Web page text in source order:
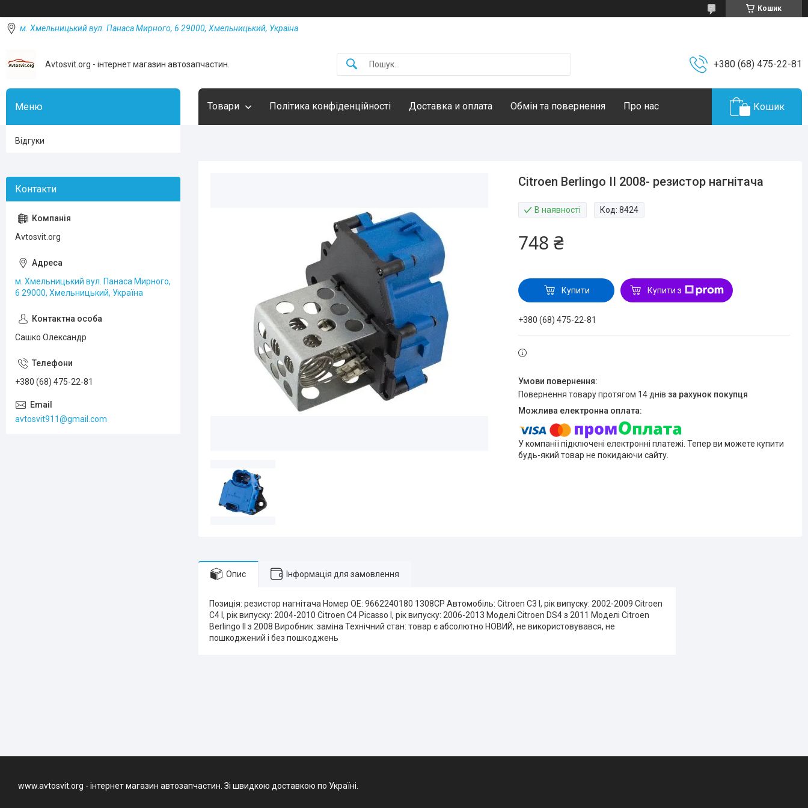
Кошик
м. Хмельницький вул. Панаса Мирного, 6 29000, Хмельницький, Україна
Avtosvit.org - інтернет магазин автозапчастин. +380 (68) 475-22-81
Товари Політика конфіденційності Доставка и оплата Обмін та повернення Про нас Кошик
Citroen Berlingo II 2008- резистор нагнітача
В наявності Код:8424
748 ₴
Купити Купити з
+380 (68) 475-22-81
повернення товару протягом 14 днів за рахунок покупця
У компанії підключені електронні платежі. Тепер ви можете купити
будь-який товар не покидаючи сайту.
Опис Інформація для замовлення
Позиція: резистор нагнітача Номер OE: 9662240180 1308CP Автомобіль: Citroen C3 I, рік випуску: 2002-2009 Citroen
C4 I, рік випуску: 2004-2010 Citroen C4 Picasso I, рік випуску: 2006-2013 Моделі Citroen DS4 з 2011 Моделі Citroen
Berlingo II з 2008 Виробник: заміна Технічний стан: товар є абсолютно НОВИЙ, не використовувався, не
пошкоджений і без пошкоджень
Відгуки
Avtosvit.org
м. Хмельницький вул. Панаса Мирного,
6 29000, Хмельницький, Україна
Сашко Олександр
+380 (68) 475-22-81
avtosvit911@gmail.com
www.avtosvit.org - інтернет магазин автозапчастин. Зі швидкою доставкою по Україні.